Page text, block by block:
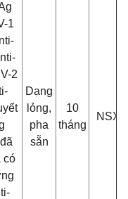
1
2
có
Dạng
lỏng,
pha
sẵn
10
tháng
NSX